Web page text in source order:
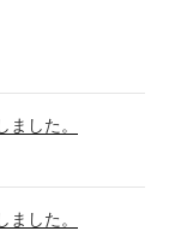
した。
した。